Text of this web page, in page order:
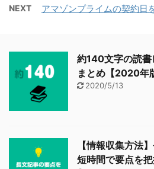
NEXT アマゾンプライムの契約日
約140文字の読書
まとめ【2020年
2020/5/13
【情報収集方法
短時間で要点を